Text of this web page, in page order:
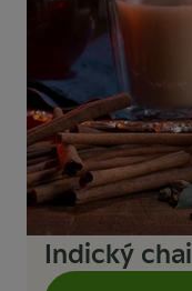
Indický chai